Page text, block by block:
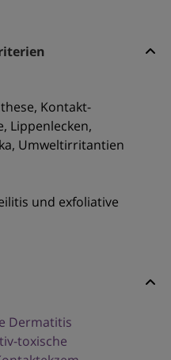
Kontakt-
Lippenlecken,
Umweltirritantien
und exfoliative
Dermatitis
toxische